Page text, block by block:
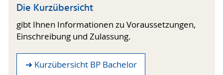
Die Kurzübersicht
gibt Ihnen Informationen zu Voraussetzungen,
Einschreibung und Zulassung.
➜ Kurzübersicht BP Bachelor